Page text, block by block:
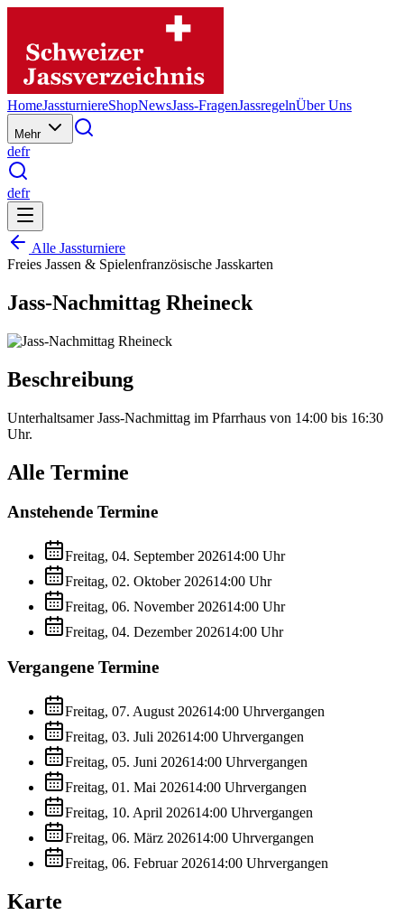
HomeJassturniereShopNewsJass-FragenJassregelnÜber Uns
Mehr
defr
defr
Alle Jassturniere
Freies Jassen & Spielenfranzösische Jasskarten
Jass-Nachmittag Rheineck
Beschreibung
Unterhaltsamer Jass-Nachmittag im Pfarrhaus von 14:00 bis 16:30
Uhr.
Alle Termine
Anstehende Termine
Freitag, 04. September 202614:00 Uhr
Freitag, 02. Oktober 202614:00 Uhr
Freitag, 06. November 202614:00 Uhr
Freitag, 04. Dezember 202614:00 Uhr
Vergangene Termine
Freitag, 07. August 202614:00 Uhrvergangen
Freitag, 03. Juli 202614:00 Uhrvergangen
Freitag, 05. Juni 202614:00 Uhrvergangen
Freitag, 01. Mai 202614:00 Uhrvergangen
Freitag, 10. April 202614:00 Uhrvergangen
Freitag, 06. März 202614:00 Uhrvergangen
Freitag, 06. Februar 202614:00 Uhrvergangen
Karte